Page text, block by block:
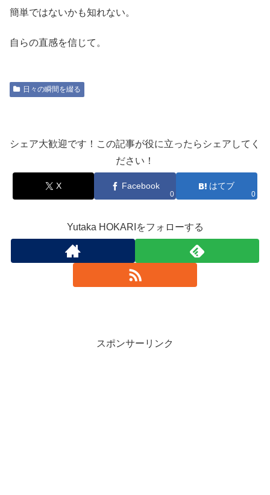
簡単ではないかも知れない。
自らの直感を信じて。
日々の瞬間を綴る
シェア大歓迎です！この記事が役に立ったらシェアしてく
ださい！
X Facebook
0
はてブ
0
Yutaka HOKARIをフォローする
スポンサーリンク